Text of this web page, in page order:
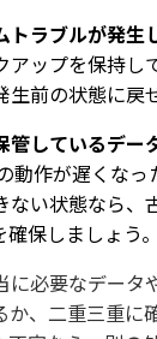
トラブルが発生
アップを保持し
前の状態に戻
管しているデー
動作が遅くな
ない状態なら、
保しましょう。
に必要なデータ
か、二重三重に